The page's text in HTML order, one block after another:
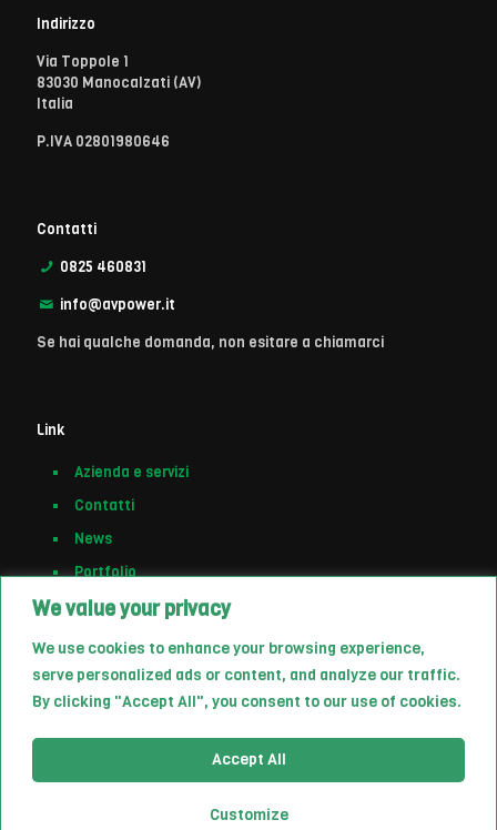
We value your privacy
We use cookies to enhance your browsing experience,
serve personalized ads or content, and analyze our traffic.
By clicking "Accept All", you consent to our use of cookies.
Customize
Accept All
Indirizzo
Via Toppole 1
83030 Manocalzati (AV)
Italia
P.IVA 02801980646
Contatti
0825 460831
info@avpower.it
Se hai qualche domanda, non esitare a chiamarci
Link
Azienda e servizi
Contatti
News
Portfolio